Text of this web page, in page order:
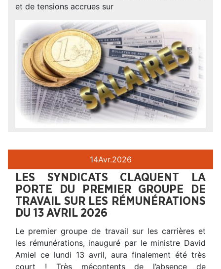
et de tensions accrues sur
14Avr.2026
LES SYNDICATS CLAQUENT LA
PORTE DU PREMIER GROUPE DE
TRAVAIL SUR LES RÉMUNÉRATIONS
DU 13 AVRIL 2026
Le premier groupe de travail sur les carrières et
les rémunérations, inauguré par le ministre David
Amiel ce lundi 13 avril, aura finalement été très
court ! Très mécontents de l’absence de